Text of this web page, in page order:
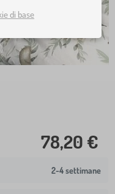
78,20 €
2-4 settimane
di base